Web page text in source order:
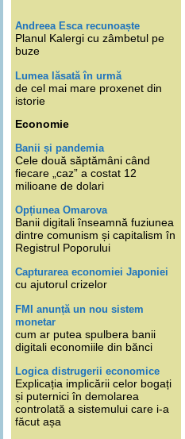
Andreea Esca recunoaște
Planul Kalergi cu zâmbetul pe
buze
Lumea lăsată în urmă
de cel mai mare proxenet din
istorie
Economie
Banii și pandemia
Cele două săptămâni când
fiecare „caz” a costat 12
milioane de dolari
Opțiunea Omarova
Banii digitali înseamnă fuziunea
dintre comunism și capitalism în
Registrul Poporului
Capturarea economiei Japoniei
cu ajutorul crizelor
FMI anunță un nou sistem
monetar
cum ar putea spulbera banii
digitali economiile din bănci
Logica distrugerii economice
Explicația implicării celor bogați
și puternici în demolarea
controlată a sistemului care i-a
făcut așa